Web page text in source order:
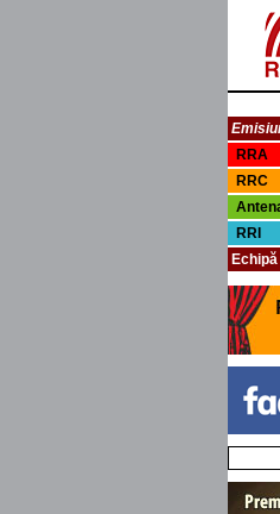
RRA
RRC
RRI
Echipă